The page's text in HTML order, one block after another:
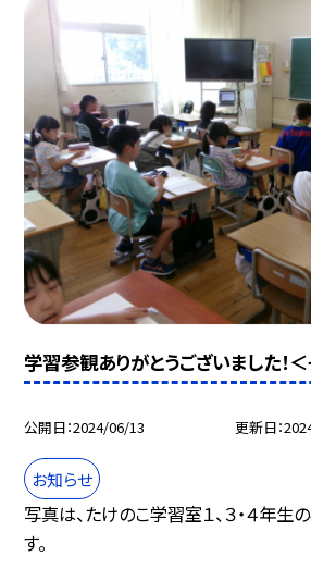
学習参観ありがとうございました！
公開日 2024/06/13 更新日
お知らせ
写真は、たけのこ学習室１、３・４年
す。